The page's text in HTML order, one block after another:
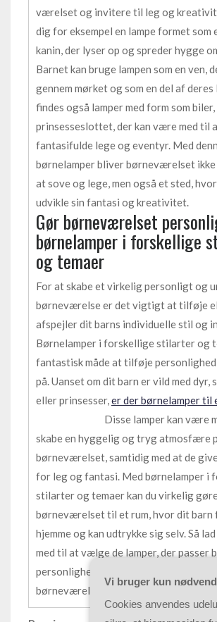
værelset og invitere til leg og
dig for eksempel en lampe formet som
kanin, der lyser op og spreder hygge
Barnet kan bruge lampen som en ven,
gennem mørket og som en del af
findes også lamper med form som
prinsesseslottet, der kan være med til
fantasifulde lege og eventyr. Med
børnelamper bliver børneværelset ikke
at sove og lege, men også et sted,
udvikle sin fantasi og kreativitet.
Gør børneværelset
børnelamper i forskellige
og temaer
For at skabe et virkelig personligt og
børneværelse er det vigtigt at tilføje
afspejler dit barns individuelle stil og
Børnelamper i forskellige stilarter og
fantastisk måde at tilføje
på. Uanset om dit barn er vild med dyr,
eller prinsesser,er der børnelamper til
Disse lamper kan være
skabe en hyggelig og tryg atmosfære
børneværelset, samtidig med at de
for leg og fantasi. Med børnelamper i
stilarter og temaer kan du virkelig
børneværelset til et rum, hvor dit barn
hjemme og kan udtrykke sig selv. Så
med til at vælge de lamper, der passer
personlighed og interesser, og skab et
børneværelse, der er helt unikt.
Vi bruger kun
Cookies anvendes